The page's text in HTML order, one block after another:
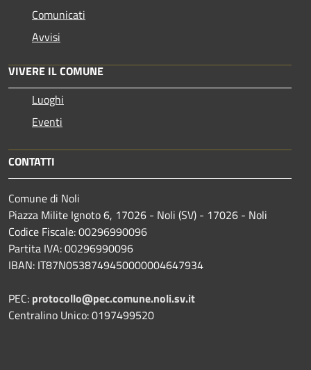
Comunicati
Avvisi
VIVERE IL COMUNE
Luoghi
Eventi
CONTATTI
Comune di Noli
Piazza Milite Ignoto 6, 17026 - Noli (SV) - 17026 - Noli
Codice Fiscale: 00296990096
Partita IVA: 00296990096
IBAN: IT87N0538749450000004647934
PEC: protocollo@pec.comune.noli.sv.it
Centralino Unico: 0197499520